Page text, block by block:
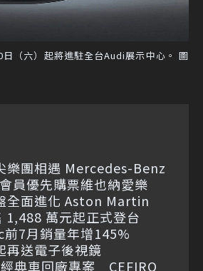
（六）起將進駐全台Audi展示中心。 圖
樂團相遇 Mercedes-Benz
員優先購票維也納愛樂
全面進化 Aston Martin
1,488 萬元起正式登台
前7月銷量年增145%
再送電子後視鏡
經典車回廠專案 CEFIRO